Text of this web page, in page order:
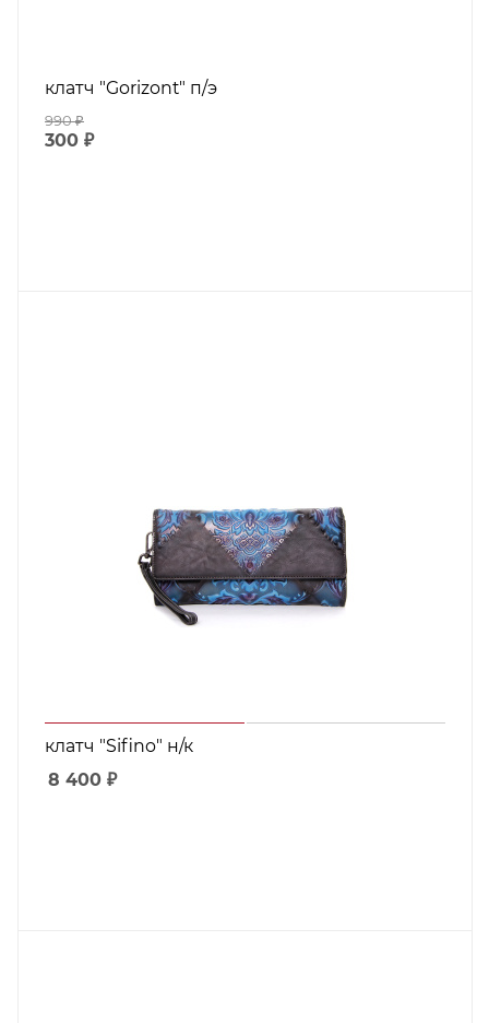
клатч "Gorizont" п/э
990₽
300 ₽
клатч "Sifino" н/к
8 400 ₽